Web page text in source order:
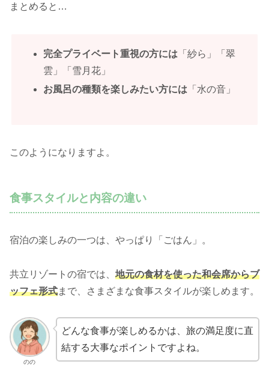
まとめると…
完全プライベート重視の方には 「紗ら」「翠
雲」「雪月花」
お風呂の種類を楽しみたい方には 「水の音」
このようになりますよ。
食事スタイルと内容の違い
宿泊の楽しみの一つは、やっぱり「ごはん」。
共立リゾートの宿では、 地元の食材を使った和会席からブ
ッフェ形式まで、さまざまな食事スタイルが楽しめます。
のの
どんな食事が楽しめるかは、旅の満足度に直
結する大事なポイントですよね。